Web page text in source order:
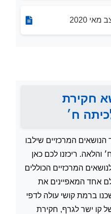
2020
חקירת
ח׳
הנושאים המרכזיים שילבו
ריכזנו לכם כאן
המרכזיים הכוללים
אחד המאפיינים את
ברמת קושי עולה לדפי
קו ישר לגרף, חקירת